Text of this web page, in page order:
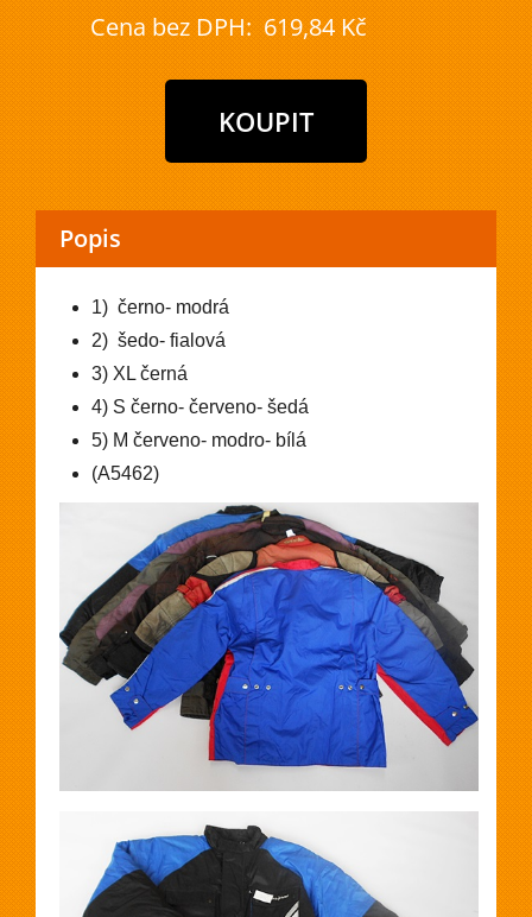
Cena bez DPH: 619,84 Kč
Popis
1) černo- modrá
2) šedo- fialová
3) XL černá
4) S černo- červeno- šedá
5) M červeno- modro- bílá
(A5462)